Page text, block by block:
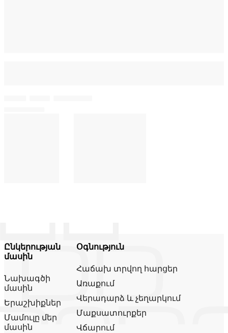
Ընկերության
մասին
Նախագծի
մասին
Երաշխիքներ
Մամուլը մեր
մասին
Օգնություն
Հաճախ տրվող հարցեր
Առաքում
Վերադարձ և չեղարկում
Մաքսատուրքեր
Վճարում